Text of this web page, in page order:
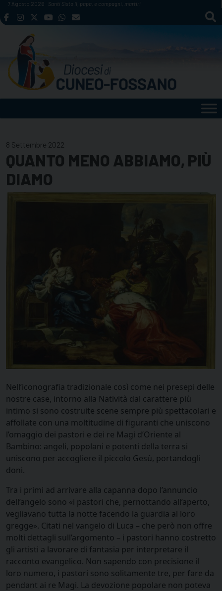
Skip
to
7 Agosto 2026 Santi Sisto II, papa, e compagni, martiri
8 Settembre 2022
QUANTO MENO ABBIAMO, PIÙ
DIAMO
Nell’iconografia tradizionale così come nei presepi delle
nostre case, intorno alla Natività dal carattere più
intimo si sono costruite scene sempre più spettacolari e
affollate con una moltitudine di figuranti che uniscono
l’omaggio dei pastori e dei re Magi d’Oriente al
Bambino: angeli, popolani e potenti della terra si
uniscono per accogliere il piccolo Gesù, portandogli
doni.
Tra i primi ad arrivare alla capanna dopo l’annuncio
dell’angelo sono «i pastori che, pernottando all’aperto,
vegliavano tutta la notte facendo la guardia al loro
gregge». Citati nel vangelo di Luca – che però non offre
molti dettagli sull’argomento – i pastori hanno costretto
gli artisti a lavorare di fantasia per interpretare il
racconto evangelico. Non sapendo con precisione il
loro numero, i pastori sono solitamente tre, per fare da
pendant ai re Magi. La devozione popolare non poteva